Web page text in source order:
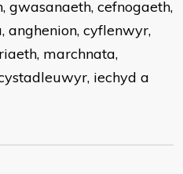
gwasanaeth, cefnogaeth,
anghenion, cyflenwyr,
marchnata,
iechyd a